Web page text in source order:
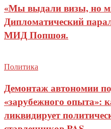
«Мы выдали визы, но
Дипломатический
МИД Попшоя.
Политика
Демонтаж автономии
«зарубежного опыта»:
ликвидирует